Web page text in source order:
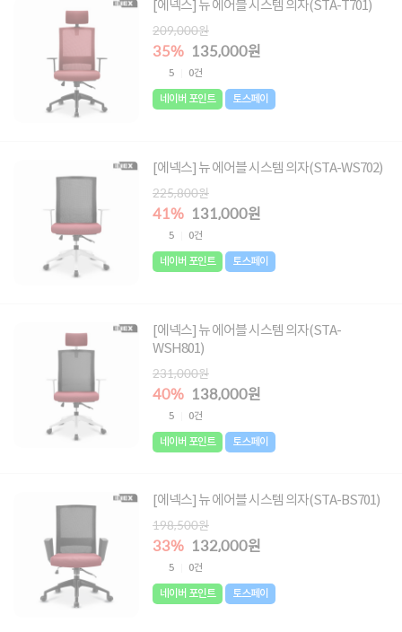
[에넥스] 뉴 에어블 시스템 의자(STA-T701)
209,000원
35% 135,000원
5 0건
네이버 포인트 토스페이
[에넥스] 뉴 에어블 시스템 의자(STA-WS702)
225,800원
41% 131,000원
5 0건
네이버 포인트 토스페이
[에넥스] 뉴 에어블 시스템 의자(STA-
WSH801)
231,000원
40% 138,000원
5 0건
네이버 포인트 토스페이
[에넥스] 뉴 에어블 시스템 의자(STA-BS701)
198,500원
33% 132,000원
5 0건
네이버 포인트 토스페이